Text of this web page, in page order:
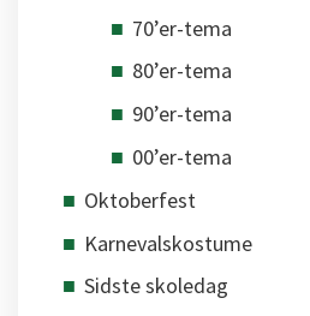
70’er-tema
80’er-tema
90’er-tema
00’er-tema
Oktoberfest
Karnevalskostume
Sidste skoledag